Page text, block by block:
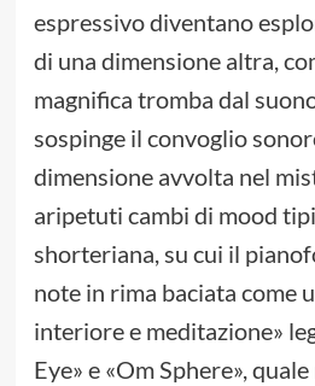
espressivo diventano
di una dimensione altra,
magnifica tromba dal
sospinge il convoglio
dimensione avvolta nel
aripetuti cambi di mood
shorteriana, su cui il
note in rima baciata come
interiore e meditazione»
Eye» e «Om Sphere»,